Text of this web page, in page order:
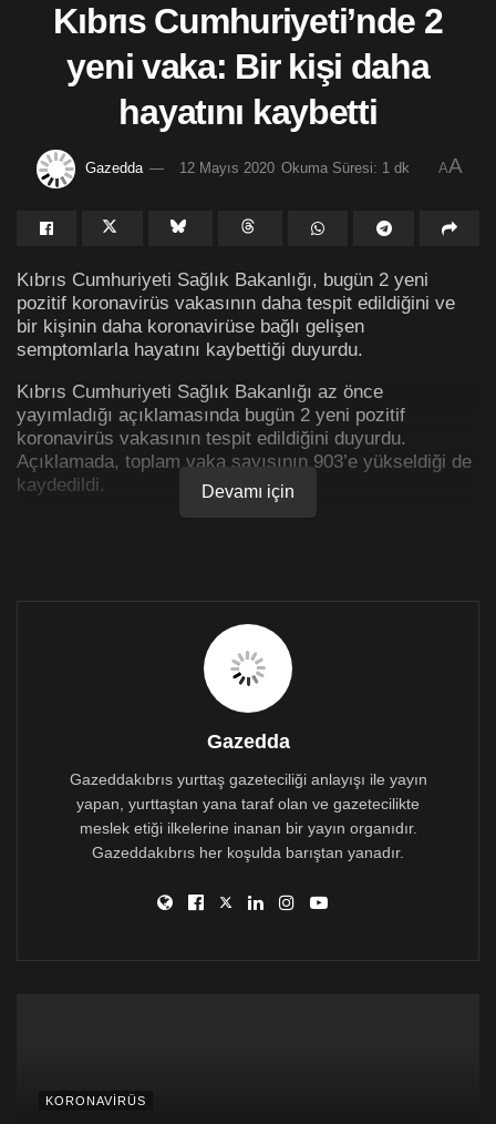
Kıbrıs Cumhuriyeti’nde 2
yeni vaka: Bir kişi daha
hayatını kaybetti
Gazedda 12 Mayıs 2020 Okuma Süresi: 1 dk AA
Kıbrıs Cumhuriyeti Sağlık Bakanlığı, bugün 2 yeni
pozitif koronavirüs vakasının daha tespit edildiğini ve
bir kişinin daha koronavirüse bağlı gelişen
semptomlarla hayatını kaybettiği duyurdu.
Kıbrıs Cumhuriyeti Sağlık Bakanlığı az önce
yayımladığı açıklamasında bugün 2 yeni pozitif
koronavirüs vakasının tespit edildiğini duyurdu.
Açıklamada, toplam vaka sayısının 903’e yükseldiği de
kaydedildi.
Devamı için
Gazedda
Gazeddakıbrıs yurttaş gazeteciliği anlayışı ile yayın
yapan, yurttaştan yana taraf olan ve gazetecilikte
meslek etiği ilkelerine inanan bir yayın organıdır.
Gazeddakıbrıs her koşulda barıştan yanadır.
KORONAVİRÜS